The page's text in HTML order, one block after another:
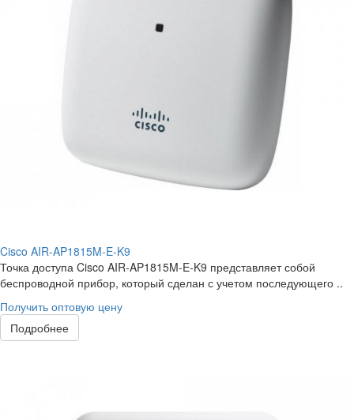
Cisco AIR-AP1815M-E-K9
Точка доступа Cisco AIR-AP1815M-E-K9 представляет собой
беспроводной прибор, который сделан с учетом последующего ..
Получить оптовую цену
Подробнее